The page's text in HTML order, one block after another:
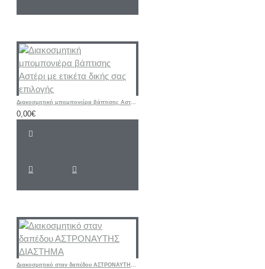
Διακοσμητική μπομπονιέρα βάπτισης Αστέρι με ετικέτα δικής σας επιλογής
0,00€
Διακοσμητικό σταν δαπέδου ΑΣΤΡΟΝΑΥΤΗΣ ΔΙΑΣΤΗΜΑ